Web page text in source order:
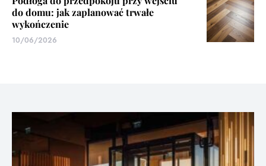
do domu: jak zaplanować trwałe
wykończenie
10/06/2026